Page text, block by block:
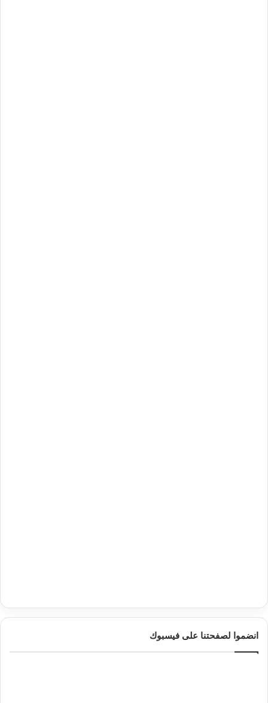
انضموا لصفحتنا على فيسبوك